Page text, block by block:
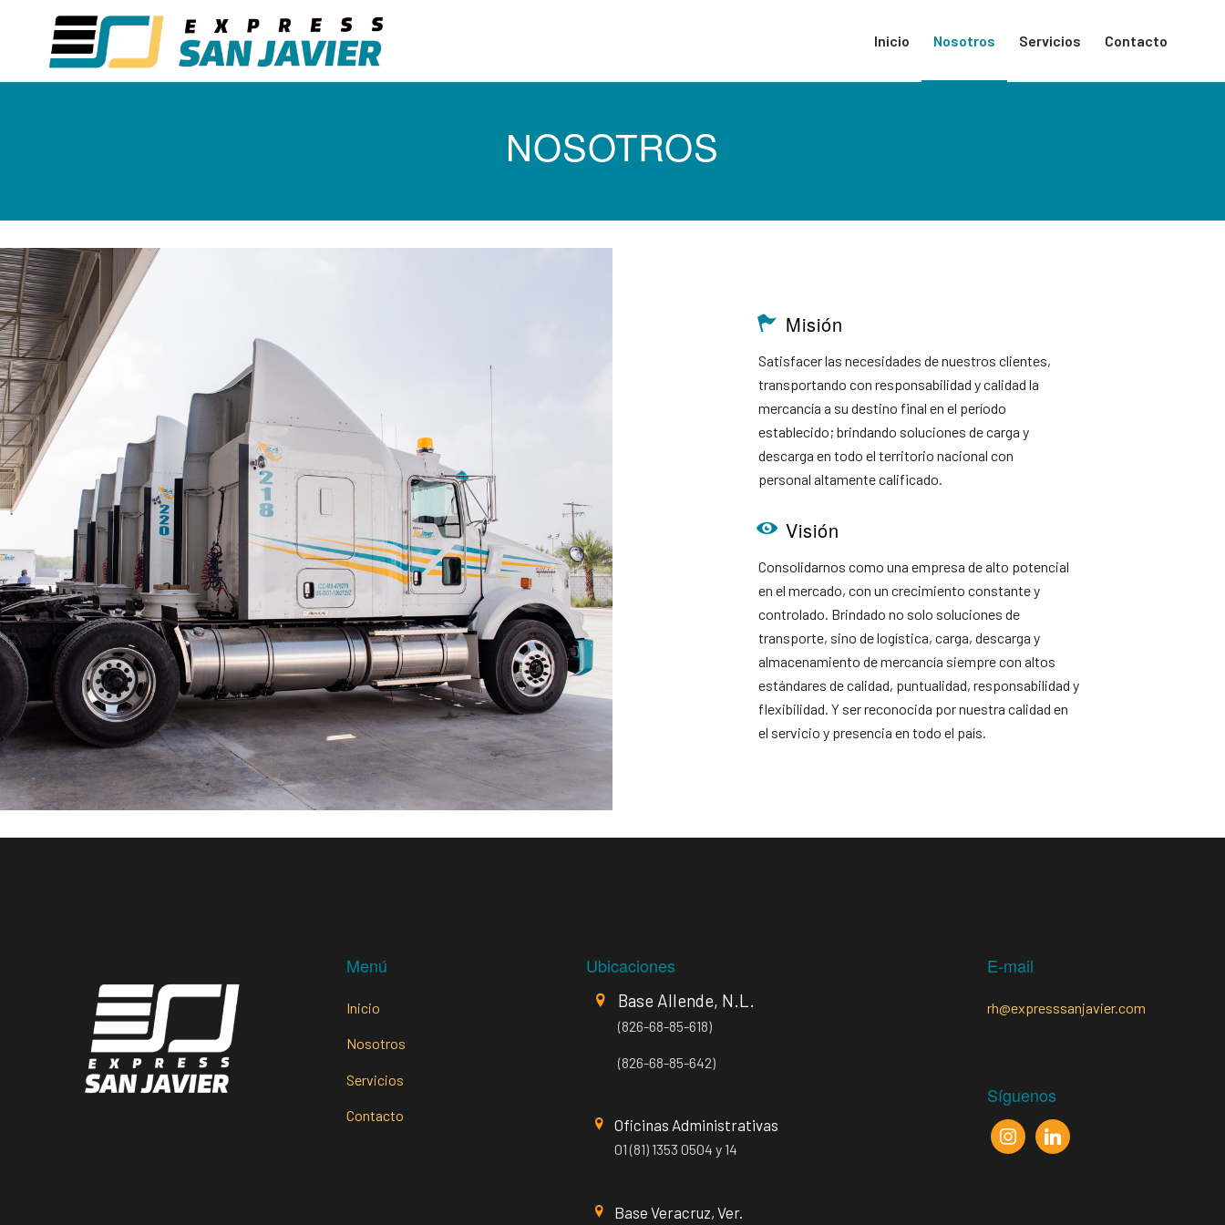
Inicio Nosotros Servicios Contacto
NOSOTROS
Misión
Satisfacer las necesidades de nuestros clientes,
transportando con responsabilidad y calidad la
mercancía a su destino final en el período
establecido; brindando soluciones de carga y
descarga en todo el territorio nacional con
personal altamente calificado.
Visión
Consolidarnos como una empresa de alto potencial
en el mercado, con un crecimiento constante y
controlado. Brindado no solo soluciones de
transporte, sino de logística, carga, descarga y
almacenamiento de mercancía siempre con altos
estándares de calidad, puntualidad, responsabilidad y
flexibilidad. Y ser reconocida por nuestra calidad en
el servicio y presencia en todo el país.
Menú
Inicio
Nosotros
Servicios
Contacto
Ubicaciones
Base Allende, N.L.
(826-68-85-618)
(826-68-85-642)
Oficinas Administrativas
01 (81) 1353 0504 y 14
Base Veracruz, Ver.
E-mail
rh@expresssanjavier.com
Síguenos
instagramlinkedin